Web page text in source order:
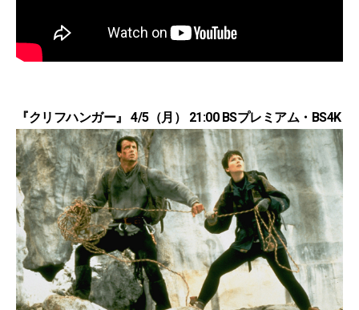
『クリフハンガー』 4/5（月） 21:00 BSプレミアム・BS4K